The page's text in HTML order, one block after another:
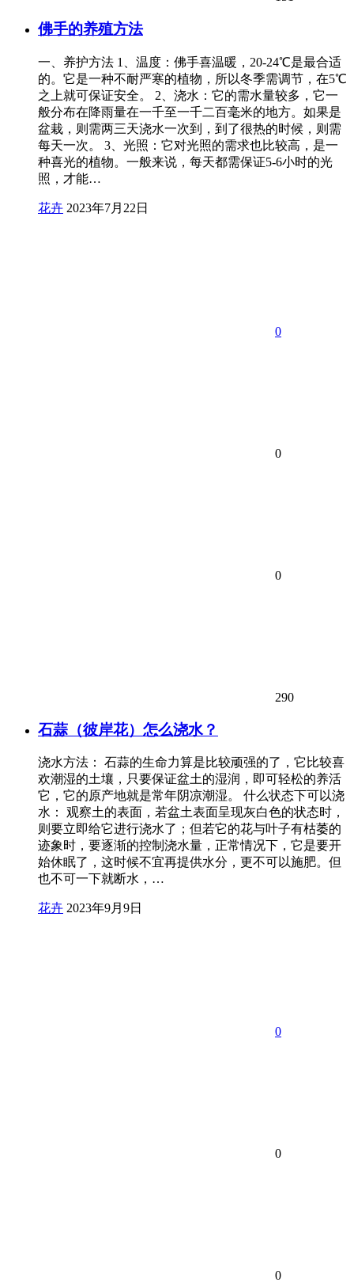
佛手的养殖方法
一、养护方法 1、温度：佛手喜温暖，20-24℃是最合适
的。它是一种不耐严寒的植物，所以冬季需调节，在5℃
之上就可保证安全。 2、浇水：它的需水量较多，它一
般分布在降雨量在一千至一千二百毫米的地方。如果是
盆栽，则需两三天浇水一次到，到了很热的时候，则需
每天一次。 3、光照：它对光照的需求也比较高，是一
种喜光的植物。一般来说，每天都需保证5-6小时的光
照，才能…
花卉 2023年7月22日
0
0
0
290
石蒜（彼岸花）怎么浇水？
浇水方法： 石蒜的生命力算是比较顽强的了，它比较喜
欢潮湿的土壤，只要保证盆土的湿润，即可轻松的养活
它，它的原产地就是常年阴凉潮湿。 什么状态下可以浇
水： 观察土的表面，若盆土表面呈现灰白色的状态时，
则要立即给它进行浇水了；但若它的花与叶子有枯萎的
迹象时，要逐渐的控制浇水量，正常情况下，它是要开
始休眠了，这时候不宜再提供水分，更不可以施肥。但
也不可一下就断水，…
花卉 2023年9月9日
0
0
0